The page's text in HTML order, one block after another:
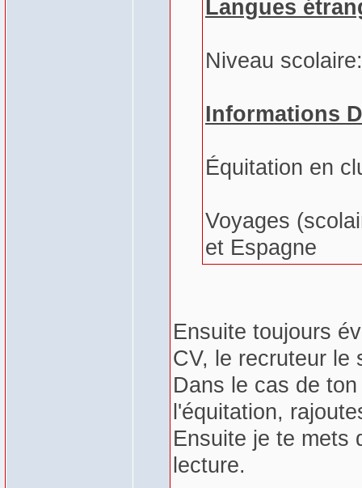
Langues
Niveau
Informations
Équitation en
Voyages
et Espagne
Ensuite toujours
CV, le recruteur le
Dans le cas de
l'équitation,
Ensuite je te mets
lecture.